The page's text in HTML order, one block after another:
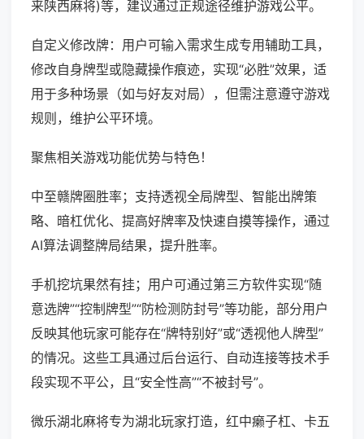
来陕西麻将)等，建议通过正规途径维护游戏公平。
自定义修改牌：用户可输入需求生成专用辅助工具，
修改自身牌型或隐藏操作痕迹，实现“必胜”效果，适
用于多种场景（如与好友对局），但需注意遵守游戏
规则，维护公平环境。
聚焦相关游戏功能优势与特色！
中至赣牌圈胜率；支持透视全局牌型、智能出牌策
略、暗杠优化、提高好牌率及快速自摸等操作，通过
AI算法调整牌局结果，提升胜率。
手机挖坑果然有挂；用户可通过第三方软件实现“随
意选牌”“控制牌型”“防检测防封号”等功能，部分用户
反映其他玩家可能存在“牌特别好”或“透视他人牌型”
的情况。这些工具通过后台运行、自动连接等技术手
段实现不平公，且“安全性高”“不被封号”。
微乐湖北麻将专为湖北玩家打造，红中癞子杠、卡五